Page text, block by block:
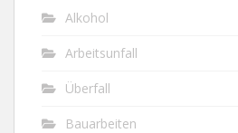
Alkohol
Arbeitsunfall
Überfall
Bauarbeiten